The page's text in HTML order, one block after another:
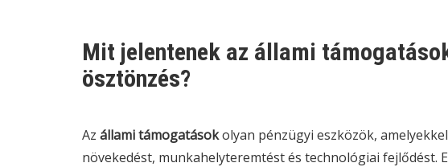
Mit jelentenek az állami
ösztönzés?
Az állami támogatásokolyan pénzügyi eszközök,
növekedést, munkahelyteremtést és technológiai fejlődést.